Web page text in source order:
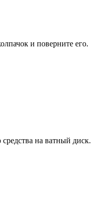
и поверните его.
на ватный диск.